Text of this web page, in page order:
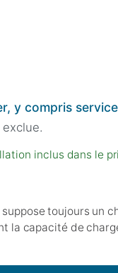
y compris
inclus dans le
toujours un
la capacité de